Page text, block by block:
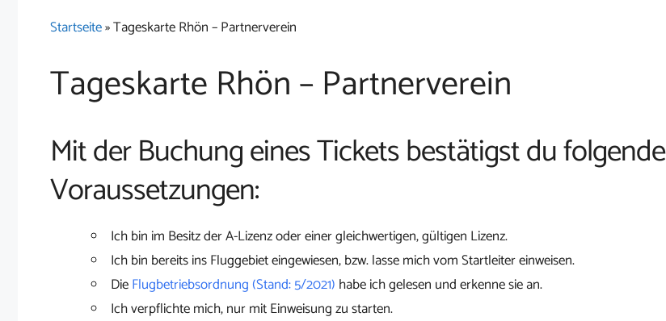
Startseite»Tageskarte Rhön – Partnerverein
Tageskarte Rhön – Partnerverein
Mit der Buchung eines Tickets bestätigst du folgende
Voraussetzungen:
Ich bin im Besitz der A-Lizenz oder einer gleichwertigen, gültigen Lizenz.
Ich bin bereits ins Fluggebiet eingewiesen, bzw. lasse mich vom Startleiter einweisen.
DieFlugbetriebsordnung (Stand: 5/2021) habe ich gelesen und erkenne sie an.
Ich verpflichte mich, nur mit Einweisung zu starten.